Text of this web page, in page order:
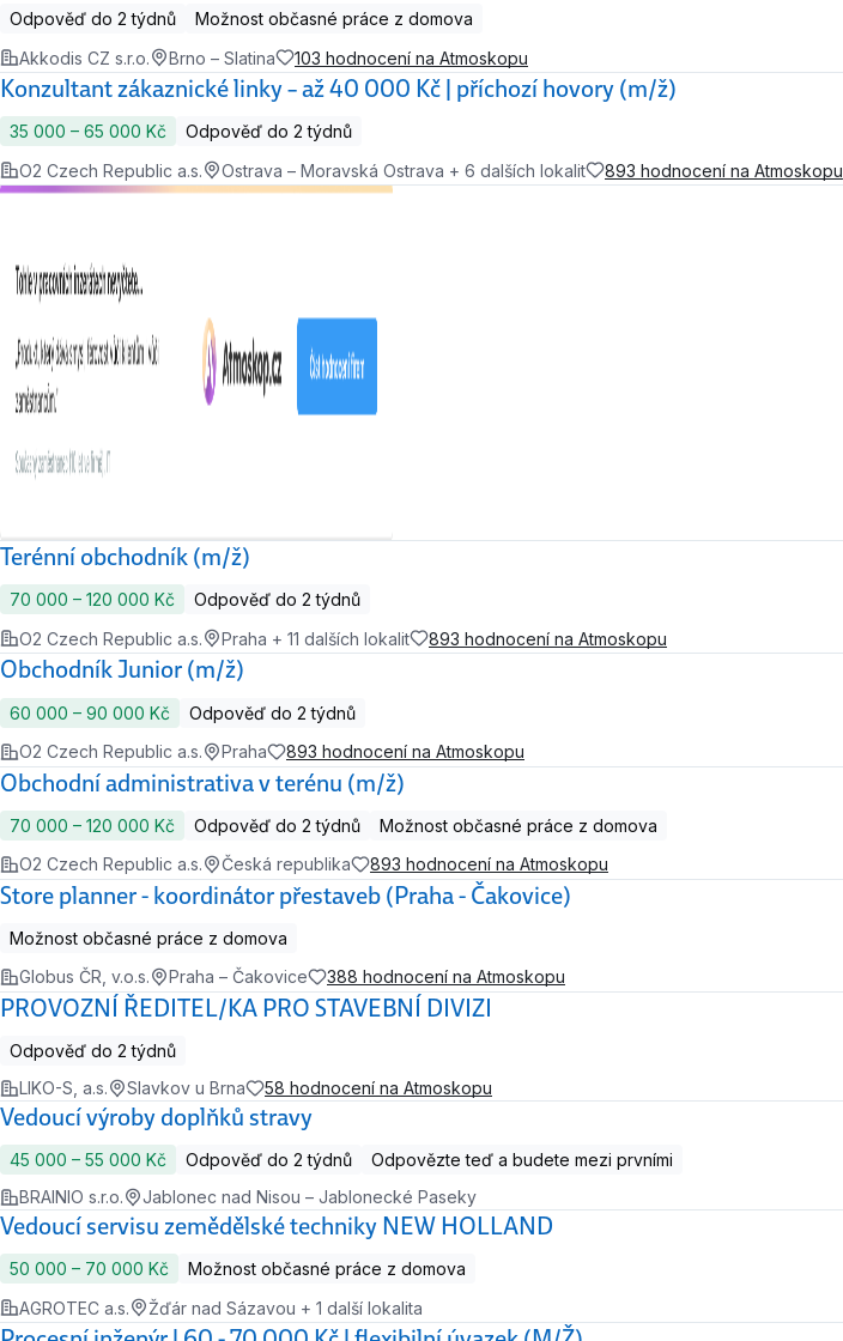
Odpověď do 2 týdnů
Možnost občasné práce z domova
Akkodis CZ s.r.o.
Brno – Slatina 103 hodnocení na Atmoskopu
Konzultant zákaznické linky – až 40 000 Kč | příchozí hovory (m/ž)
35 000 ‍–‍ 65 000 Kč
Odpověď do 2 týdnů
O2 Czech Republic a.s.
Ostrava – Moravská Ostrava + 6 dalších lokalit 893 hodnocení na Atmoskopu
Terénní obchodník (m/ž)
70 000 ‍–‍ 120 000 Kč
Odpověď do 2 týdnů
O2 Czech Republic a.s.
Praha + 11 dalších lokalit 893 hodnocení na Atmoskopu
Obchodník Junior (m/ž)
60 000 ‍–‍ 90 000 Kč
Odpověď do 2 týdnů
O2 Czech Republic a.s.
Praha 893 hodnocení na Atmoskopu
Obchodní administrativa v terénu (m/ž)
70 000 ‍–‍ 120 000 Kč Odpověď do 2 týdnů
Možnost občasné práce z domova
O2 Czech Republic a.s.
Česká republika 893 hodnocení na Atmoskopu
Store planner - koordinátor přestaveb (Praha - Čakovice)
Možnost občasné práce z domova
Globus ČR, v.o.s.
Praha – Čakovice 388 hodnocení na Atmoskopu
PROVOZNÍ ŘEDITEL/KA PRO STAVEBNÍ DIVIZI
Odpověď do 2 týdnů
LIKO-S, a.s.
Slavkov u Brna 58 hodnocení na Atmoskopu
Vedoucí výroby doplňků stravy
45 000 ‍–‍ 55 000 Kč Odpověď do 2 týdnů
Odpovězte teď a budete mezi prvními
BRAINIO s.r.o.
Jablonec nad Nisou – Jablonecké Paseky
Vedoucí servisu zemědělské techniky NEW HOLLAND
50 000 ‍–‍ 70 000 Kč
Možnost občasné práce z domova
AGROTEC a.s.
Žďár nad Sázavou + 1 další lokalita